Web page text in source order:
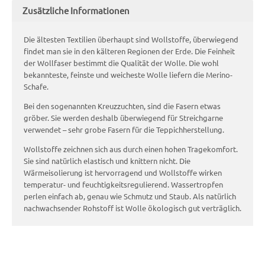
Zusätzliche Informationen
Die ältesten Textilien überhaupt sind Wollstoffe, überwiegend
findet man sie in den kälteren Regionen der Erde. Die Feinheit
der Wollfaser bestimmt die Qualität der Wolle. Die wohl
bekannteste, feinste und weicheste Wolle liefern die Merino-
Schafe.
Bei den sogenannten Kreuzzuchten, sind die Fasern etwas
gröber. Sie werden deshalb überwiegend für Streichgarne
verwendet – sehr grobe Fasern für die Teppichherstellung.
Wollstoffe zeichnen sich aus durch einen hohen Tragekomfort.
Sie sind natürlich elastisch und knittern nicht. Die
Wärmeisolierung ist hervorragend und Wollstoffe wirken
temperatur- und feuchtigkeitsregulierend. Wassertropfen
perlen einfach ab, genau wie Schmutz und Staub. Als natürlich
nachwachsender Rohstoff ist Wolle ökologisch gut verträglich.